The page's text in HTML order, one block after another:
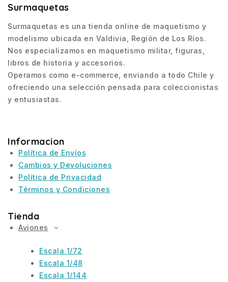
Surmaquetas
Surmaquetas es una tienda online de maquetismo y
modelismo ubicada en Valdivia, Región de Los Ríos.
Nos especializamos en maquetismo militar, figuras,
libros de historia y accesorios.
Operamos como e-commerce, enviando a todo Chile y
ofreciendo una selección pensada para coleccionistas
y entusiastas.
Informacion
Política de Envíos
Cambios y Devoluciones
Política de Privacidad
Términos y Condiciones
Tienda
Aviones
Escala 1/72
Escala 1/48
Escala 1/144